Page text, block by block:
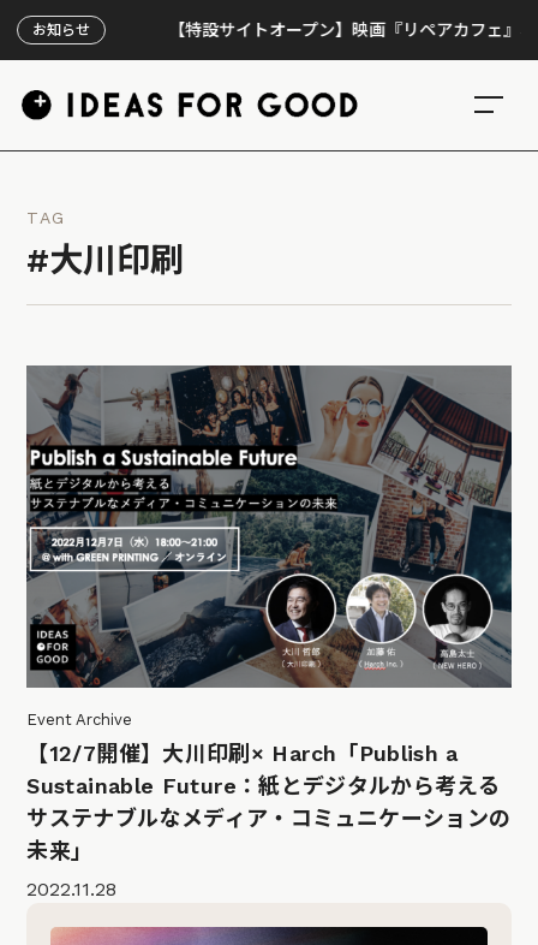
お知らせ 【特設サイトオープン】映画『リペアカフェ』、上映
TAG
#大川印刷
Event Archive
【12/7開催】大川印刷× Harch「Publish a
Sustainable Future：紙とデジタルから考える
サステナブルなメディア・コミュニケーションの
未来」
2022.11.28